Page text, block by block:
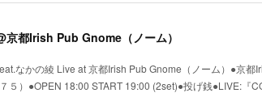
都Irish Pub Gnome（ノーム）
なかの綾 Live at 京都Irish Pub Gnome（ノーム）●京
５）●OPEN 18:00 START 19:00 (2set)●投げ銭●LIVE:『